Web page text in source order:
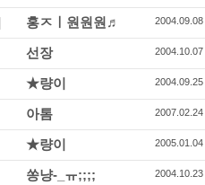
홍ㅈㅣ원원원♬ 2004.09.08
선장 2004.10.07
★량이 2004.09.25
아톰 2007.02.24
★량이 2005.01.04
쏭냥-_ㅠ;;;; 2004.10.23